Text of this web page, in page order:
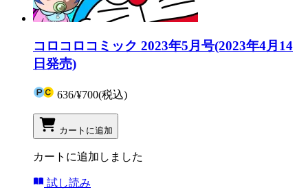
コロコロコミック 2023年5月号(2023年4月14
日発売)
636/¥700(税込)
カートに追加
カートに追加しました
試し読み